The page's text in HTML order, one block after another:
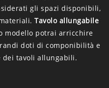
gli spazi disponibili,
Tavolo allungabile
modello potrai arricchire
doti di componibilità e
dei tavoli allungabili.